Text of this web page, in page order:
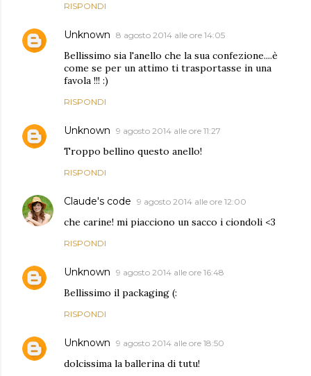
RISPONDI
Unknown 8 agosto 2014 alle ore 14:05
Bellissimo sia l'anello che la sua confezione....è
come se per un attimo ti trasportasse in una
favola !!! :)
RISPONDI
Unknown 9 agosto 2014 alle ore 11:27
Troppo bellino questo anello!
RISPONDI
Claude's code 9 agosto 2014 alle ore 12:00
che carine! mi piacciono un sacco i ciondoli <3
RISPONDI
Unknown 9 agosto 2014 alle ore 16:48
Bellissimo il packaging (:
RISPONDI
Unknown 9 agosto 2014 alle ore 18:50
dolcissima la ballerina di tutu!